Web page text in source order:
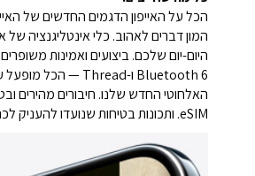
הכל על האייפון הדגמים החדשים של
המון דברים לאהוב. כלי אינטליגנציה
eSIM. ותכונות בטיחות שנועדו להעניק לכם שקט נפשי.